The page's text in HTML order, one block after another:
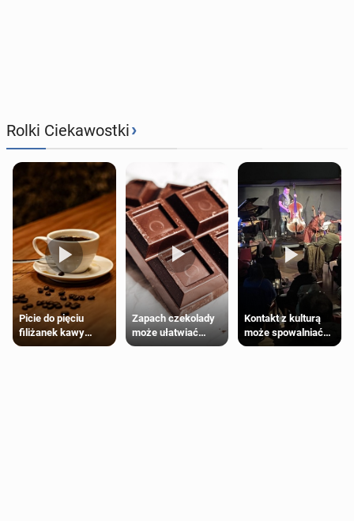
Rolki Ciekawostki›
Picie do pięciu
filiżanek kawy
dziennie jest
Zapach czekolady
może ułatwiać
trening siłowy
Kontakt z kulturą
może spowalniać
starzenie